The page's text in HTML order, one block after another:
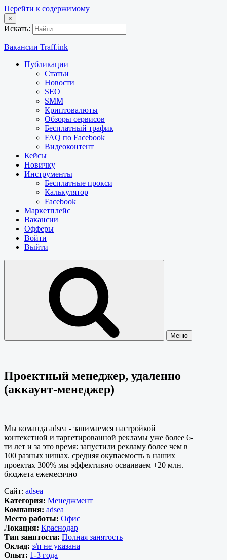
Перейти к содержимому
×
Искать:
Вакансии Traff.ink
Публикации
Статьи
Новости
SEO
SMM
Криптовалюты
Обзоры сервисов
Бесплатный трафик
FAQ по Facebook
Видеоконтент
Кейсы
Новичку
Инструменты
Бесплатные прокси
Калькулятор
Facebook
Маркетплейс
Вакансии
Офферы
Войти
Выйти
Меню
Проектный менеджер, удаленно
(аккаунт-менеджер)
Мы команда adsea - занимаемся настройкой
контекстной и таргетированной рекламы уже более 6-
ти лет и за это время: запустили рекламу более чем в
100 разных нишах. средняя окупаемость в наших
проектах 300% мы эффективно осваиваем +20 млн.
бюджета ежемесячно
Сайт: adsea
Категория: Менеджмент
Компания: adsea
Место работы: Офис
Локация: Краснодар
Тип занятости: Полная занятость
Оклад: з/п не указана
Опыт: 1-3 года